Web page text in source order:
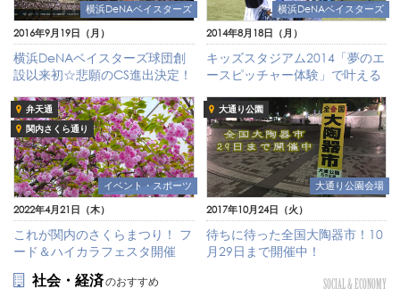
横浜DeNAベイスターズ
2016年9月19日（月）
横浜DeNAベイスターズ球団創
設以来初☆悲願のCS進出決定！
横浜DeNAベイスターズ
2014年8月18日（月）
キッズスタジアム2014「夢のエ
ースピッチャー体験」で叶える
弁天通
関内さくら通り
イベント・スポーツ
2022年4月21日（木）
これが関内のさくらまつり！ フ
ード＆ハイカラフェスタ開催
大通り公園
大通り公園会場
2017年10月24日（火）
待ちに待った全国大陶器市！10
月29日まで開催中！
社会・経済のおすすめ SOCIAL & ECONOMY